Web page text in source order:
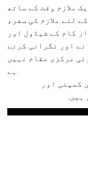
ملازم وقت کے ساتھ
لئے ملازم کی سفر،
کام کے شیڈول اور
اور نگرانی کرنے
مرکزی مقام نہیں
ہے.
کمپنی اور
ہیں.